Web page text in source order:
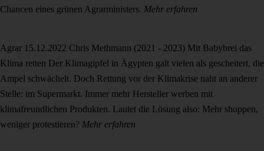
Chancen eines grünen Agrarministers. Mehr erfahren
Agrar 15.12.2022 Chris Methmann (2021 - 2023) Mit Babybrei das
Klima retten Der Klimagipfel in Ägypten galt vielen als gescheitert, die
Ampel schwächelt. Doch Rettung vor der Klimakrise naht an anderer
Stelle: im Supermarkt. Immer mehr Hersteller werben mit
klimafreundlichen Produkten. Lautet die Lösung also: Mehr shoppen,
weniger protestieren? Mehr erfahren